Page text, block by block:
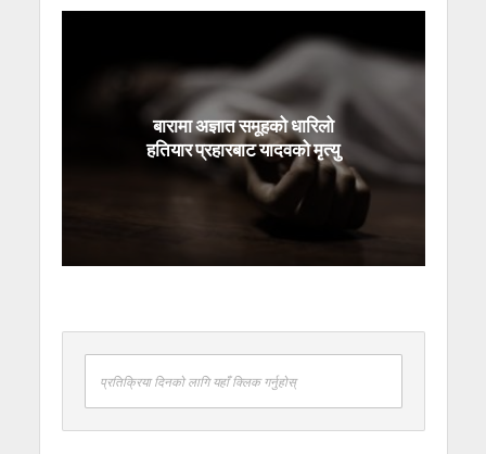
बारामा अज्ञात समूहको धारिलो
हतियार प्रहारबाट यादवको मृत्यु
प्रतिक्रिया दिनको लागि यहाँ क्लिक गर्नुहोस्